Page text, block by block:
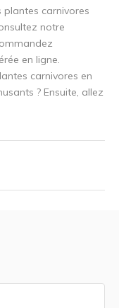
plantes carnivores
notre
en ligne.
carnivores en
? Ensuite, allez